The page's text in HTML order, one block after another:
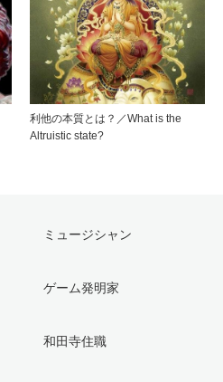
利他の本質とは？／What is the
Altruistic state?
ミュージシャン
ゲーム発明家
和田寺住職